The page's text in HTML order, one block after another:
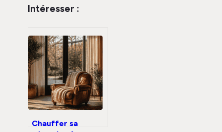
Intéresser :
Chauffer sa